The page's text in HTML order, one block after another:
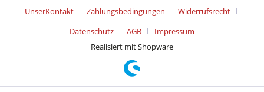
UnserKontakt
Zahlungsbedingungen
Widerrufsrecht
Datenschutz
AGB
Impressum
Realisiert mit Shopware